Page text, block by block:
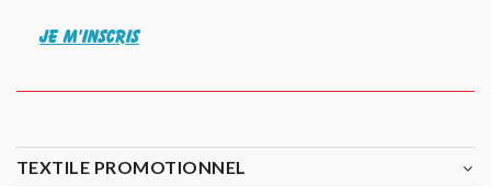
JE M'INSCRIS
TEXTILE PROMOTIONNEL